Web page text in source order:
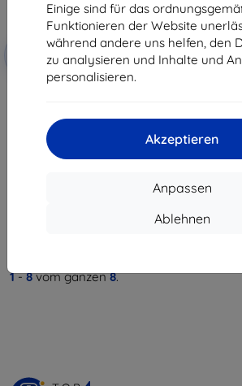
Einige sind für das
Funktionieren der Website
während andere uns helfen, den
zu analysieren und Inhalte und
personalisieren.
Akzeptieren
Anpassen
Ablehnen
Rabatt
mit
Gutschein
EXTRA10
11,90 €
Auf Lager 1 Stk.
-10%
3MK
1-8vom ganzen8.